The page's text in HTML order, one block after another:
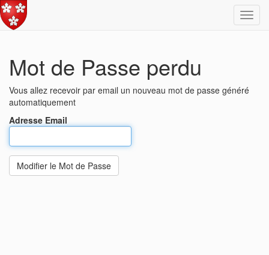
Mot de Passe perdu
Vous allez recevoir par email un nouveau mot de passe généré
automatiquement
Adresse Email
Modifier le Mot de Passe